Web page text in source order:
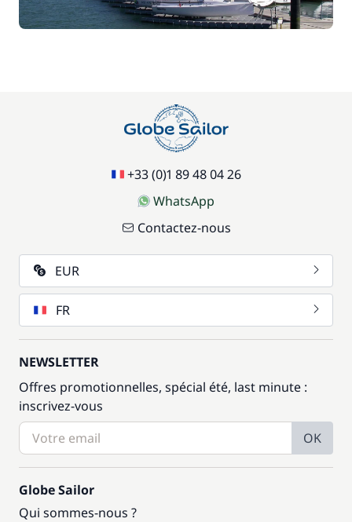
+33 (0)1 89 48 04 26
WhatsApp
Contactez-nous
EUR
FR
NEWSLETTER
Offres promotionnelles, spécial été, last minute :
inscrivez-vous
OK
Globe Sailor
Qui sommes-nous ?